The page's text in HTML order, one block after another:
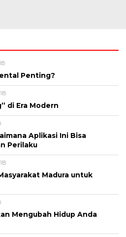
Penting?
di Era Modern
Aplikasi Ini Bisa
Perilaku
Madura untuk
Mengubah Hidup Anda